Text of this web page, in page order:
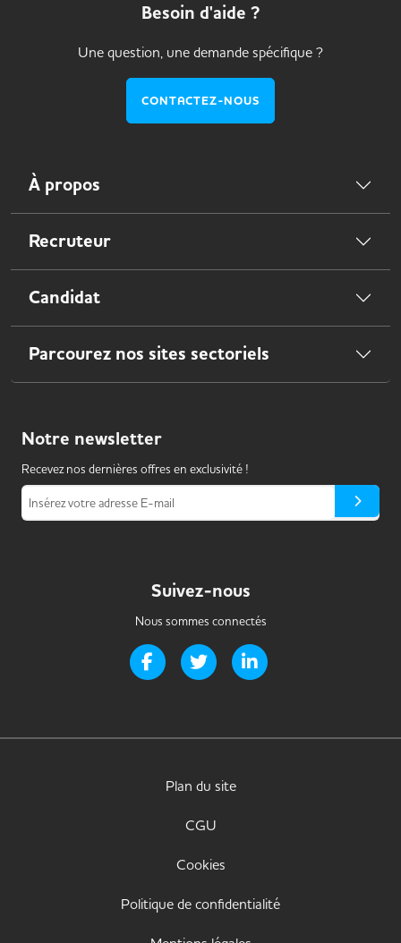
Besoin d'aide ?
Une question, une demande spécifique ?
CONTACTEZ-NOUS
À propos
Recruteur
Candidat
Parcourez nos sites sectoriels
Notre newsletter
Recevez nos dernières offres en exclusivité !
Insérez votre adresse E-mail
Suivez-nous
Nous sommes connectés
Page Facebook de Handi-it
Page Twitter de Handi-it
Plan du site
CGU
Cookies
Politique de confidentialité